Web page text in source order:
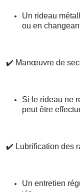
Un rideau
ou en
✔️ Manœuvre de
Si le rideau ne
peut être
✔️ Lubrification des
Un entretien